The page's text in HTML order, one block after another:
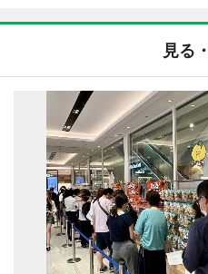
見る